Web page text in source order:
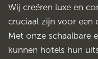
Wij creëren luxe en
cruciaal zijn voor een
Met onze schaalbare
kunnen hotels hun